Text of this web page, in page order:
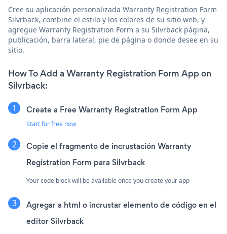
Cree su aplicación personalizada Warranty Registration Form
Silvrback, combine el estilo y los colores de su sitio web, y
agregue Warranty Registration Form a su Silvrback página,
publicación, barra lateral, pie de página o donde desee en su
sitio.
How To Add a Warranty Registration Form App on
Silvrback:
Create a Free Warranty Registration Form App
Start for free now
Copie el fragmento de incrustación Warranty
Registration Form para Silvrback
Your code block will be available once you create your app
Agregar a html o incrustar elemento de código en el
editor Silvrback